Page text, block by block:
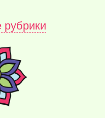
рубрики